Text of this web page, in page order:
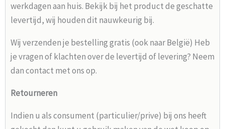
werkdagen aan huis. Bekijk bij het product de geschatte
levertijd, wij houden dit nauwkeurig bij.
Wij verzenden je bestelling gratis (ook naar België) Heb
je vragen of klachten over de levertijd of levering? Neem
dan contact met ons op.
Retourneren
Indien u als consument (particulier/prive) bij ons heeft